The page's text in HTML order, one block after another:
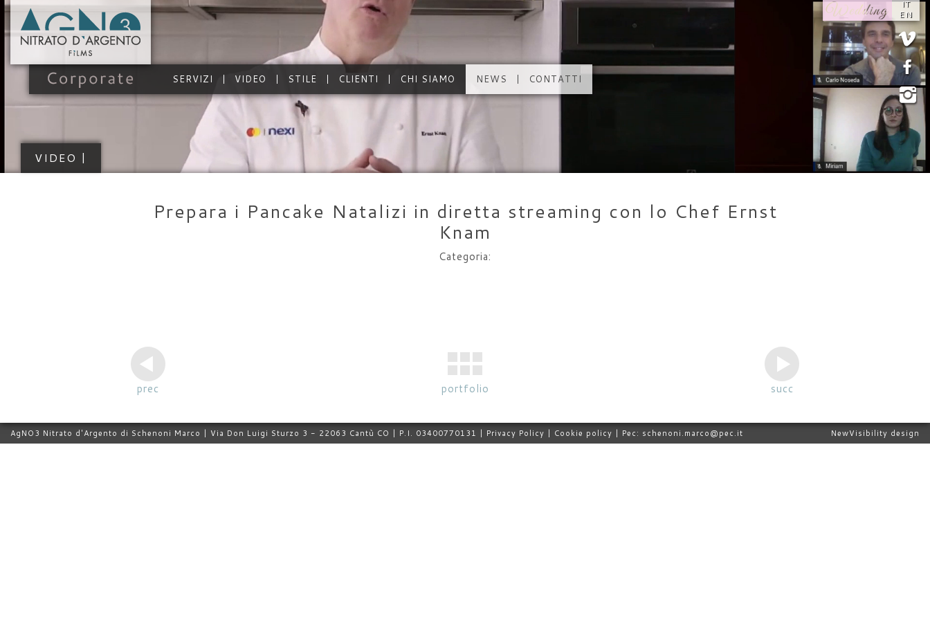
IT
EN
SERVIZI VIDEO STILE CLIENTI CHI SIAMO NEWS CONTATTI
VIDEO |
Prepara i Pancake Natalizi in diretta streaming con lo Chef Ernst
Knam
Categoria:
prec portfolio succ
AgNO3 Nitrato d'Argento di Schenoni Marco | Via Don Luigi Sturzo 3 - 22063 Cantù CO | P.I. 03400770131 | Privacy Policy | Cookie policy | Pec: schenoni.marco@pec.it NewVisibility design